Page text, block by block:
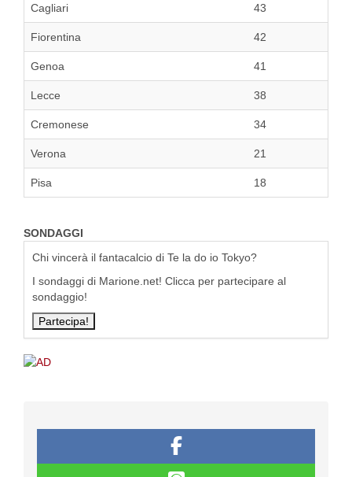
Cagliari 43
Fiorentina 42
Genoa 41
Lecce 38
Cremonese 34
Verona 21
Pisa 18
SONDAGGI
Chi vincerà il fantacalcio di Te la do io Tokyo?
I sondaggi di Marione.net! Clicca per partecipare al
sondaggio!